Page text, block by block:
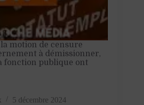
motion de censure
à démissionner,
fonction publique ont
5 décembre 2024